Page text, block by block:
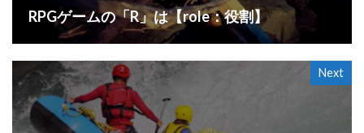
RPGゲームの「R」は【role：役割】
Next